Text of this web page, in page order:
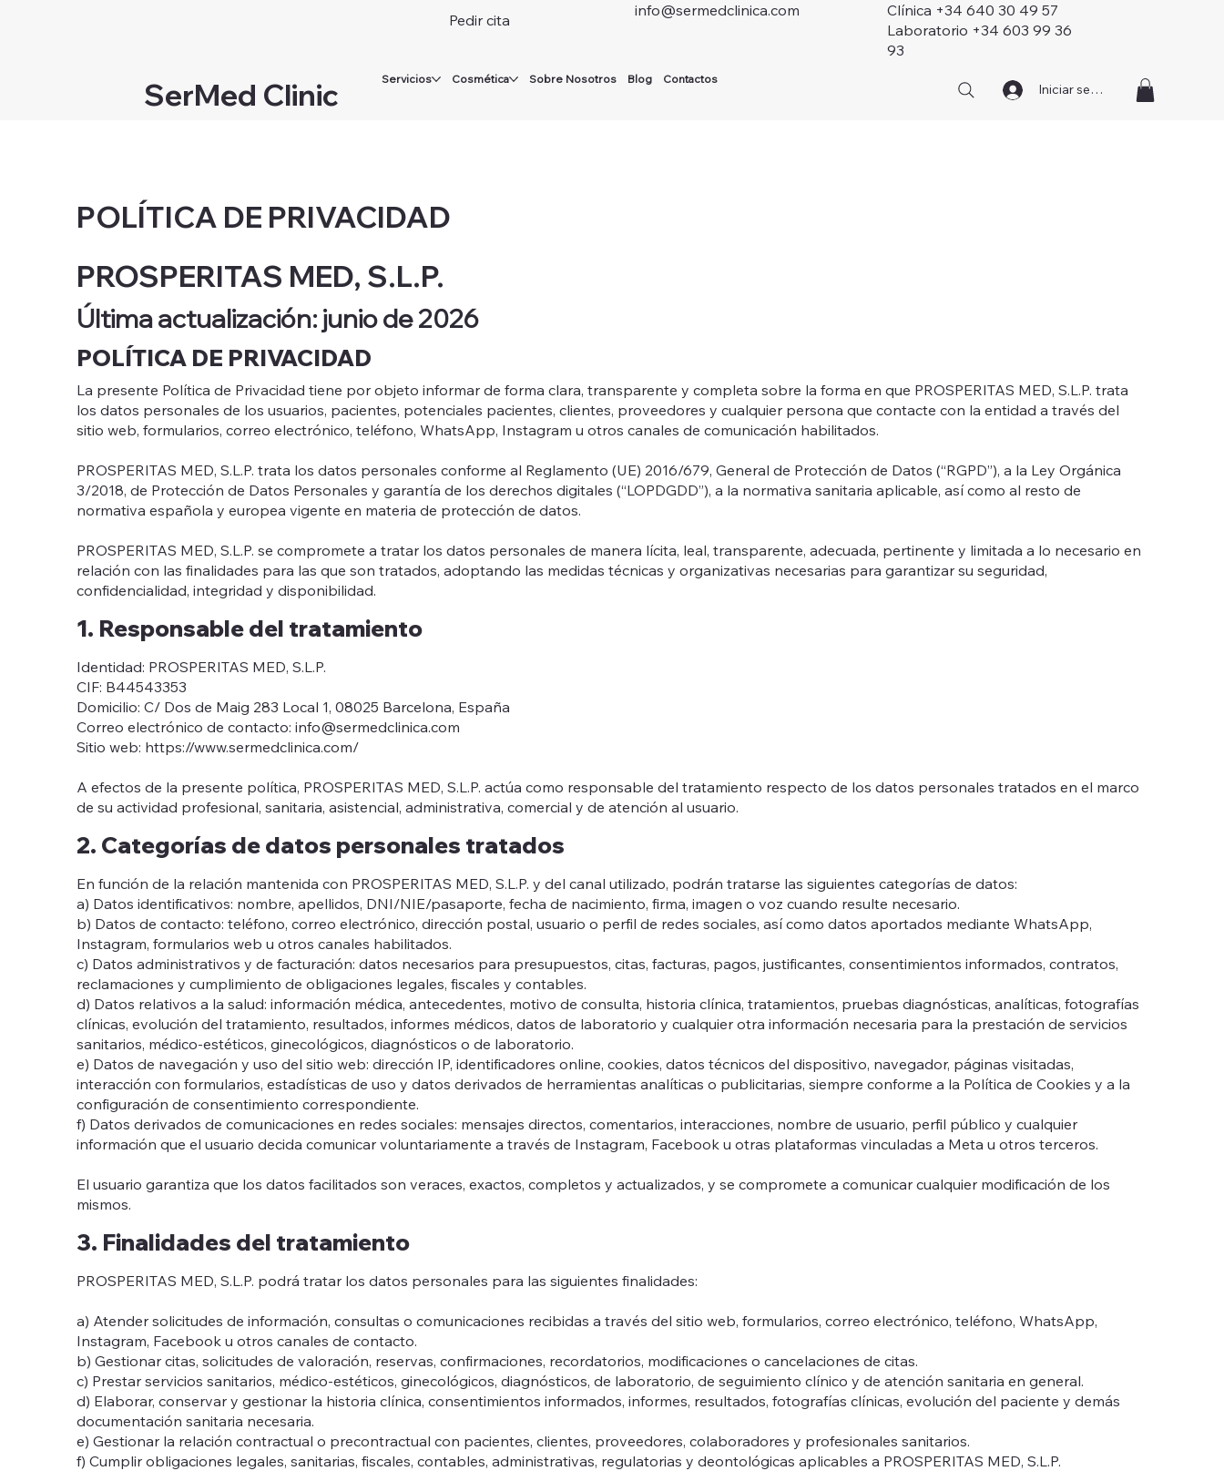
SerMed Clinic Servicios Cosmética Sobre Nosotros Blog Contactos
Iniciar sesión
Pedir cita
info@sermedclinica.com
Clínica +34 640 30 49 57
Laboratorio +34 603 99 36
93
POLÍTICA DE PRIVACIDAD
PROSPERITAS MED, S.L.P.
Última actualización: junio de 2026
POLÍTICA DE PRIVACIDAD
La presente Política de Privacidad tiene por objeto informar de forma clara, transparente y completa sobre la forma en que PROSPERITAS MED, S.L.P. trata
los datos personales de los usuarios, pacientes, potenciales pacientes, clientes, proveedores y cualquier persona que contacte con la entidad a través del
sitio web, formularios, correo electrónico, teléfono, WhatsApp, Instagram u otros canales de comunicación habilitados.
PROSPERITAS MED, S.L.P. trata los datos personales conforme al Reglamento (UE) 2016/679, General de Protección de Datos (“RGPD”), a la Ley Orgánica
3/2018, de Protección de Datos Personales y garantía de los derechos digitales (“LOPDGDD”), a la normativa sanitaria aplicable, así como al resto de
normativa española y europea vigente en materia de protección de datos.
PROSPERITAS MED, S.L.P. se compromete a tratar los datos personales de manera lícita, leal, transparente, adecuada, pertinente y limitada a lo necesario en
relación con las finalidades para las que son tratados, adoptando las medidas técnicas y organizativas necesarias para garantizar su seguridad,
confidencialidad, integridad y disponibilidad.
1. Responsable del tratamiento
Identidad: PROSPERITAS MED, S.L.P.
CIF: B44543353
Domicilio: C/ Dos de Maig 283 Local 1, 08025 Barcelona, España
Correo electrónico de contacto: info@sermedclinica.com
Sitio web: https://www.sermedclinica.com/
A efectos de la presente política, PROSPERITAS MED, S.L.P. actúa como responsable del tratamiento respecto de los datos personales tratados en el marco
de su actividad profesional, sanitaria, asistencial, administrativa, comercial y de atención al usuario.
2. Categorías de datos personales tratados
En función de la relación mantenida con PROSPERITAS MED, S.L.P. y del canal utilizado, podrán tratarse las siguientes categorías de datos:
a) Datos identificativos: nombre, apellidos, DNI/NIE/pasaporte, fecha de nacimiento, firma, imagen o voz cuando resulte necesario.
b) Datos de contacto: teléfono, correo electrónico, dirección postal, usuario o perfil de redes sociales, así como datos aportados mediante WhatsApp,
Instagram, formularios web u otros canales habilitados.
c) Datos administrativos y de facturación: datos necesarios para presupuestos, citas, facturas, pagos, justificantes, consentimientos informados, contratos,
reclamaciones y cumplimiento de obligaciones legales, fiscales y contables.
d) Datos relativos a la salud: información médica, antecedentes, motivo de consulta, historia clínica, tratamientos, pruebas diagnósticas, analíticas, fotografías
clínicas, evolución del tratamiento, resultados, informes médicos, datos de laboratorio y cualquier otra información necesaria para la prestación de servicios
sanitarios, médico-estéticos, ginecológicos, diagnósticos o de laboratorio.
e) Datos de navegación y uso del sitio web: dirección IP, identificadores online, cookies, datos técnicos del dispositivo, navegador, páginas visitadas,
interacción con formularios, estadísticas de uso y datos derivados de herramientas analíticas o publicitarias, siempre conforme a la Política de Cookies y a la
configuración de consentimiento correspondiente.
f) Datos derivados de comunicaciones en redes sociales: mensajes directos, comentarios, interacciones, nombre de usuario, perfil público y cualquier
información que el usuario decida comunicar voluntariamente a través de Instagram, Facebook u otras plataformas vinculadas a Meta u otros terceros.
El usuario garantiza que los datos facilitados son veraces, exactos, completos y actualizados, y se compromete a comunicar cualquier modificación de los
mismos.
3. Finalidades del tratamiento
PROSPERITAS MED, S.L.P. podrá tratar los datos personales para las siguientes finalidades:
a) Atender solicitudes de información, consultas o comunicaciones recibidas a través del sitio web, formularios, correo electrónico, teléfono, WhatsApp,
Instagram, Facebook u otros canales de contacto.
b) Gestionar citas, solicitudes de valoración, reservas, confirmaciones, recordatorios, modificaciones o cancelaciones de citas.
c) Prestar servicios sanitarios, médico-estéticos, ginecológicos, diagnósticos, de laboratorio, de seguimiento clínico y de atención sanitaria en general.
d) Elaborar, conservar y gestionar la historia clínica, consentimientos informados, informes, resultados, fotografías clínicas, evolución del paciente y demás
documentación sanitaria necesaria.
e) Gestionar la relación contractual o precontractual con pacientes, clientes, proveedores, colaboradores y profesionales sanitarios.
f) Cumplir obligaciones legales, sanitarias, fiscales, contables, administrativas, regulatorias y deontológicas aplicables a PROSPERITAS MED, S.L.P.